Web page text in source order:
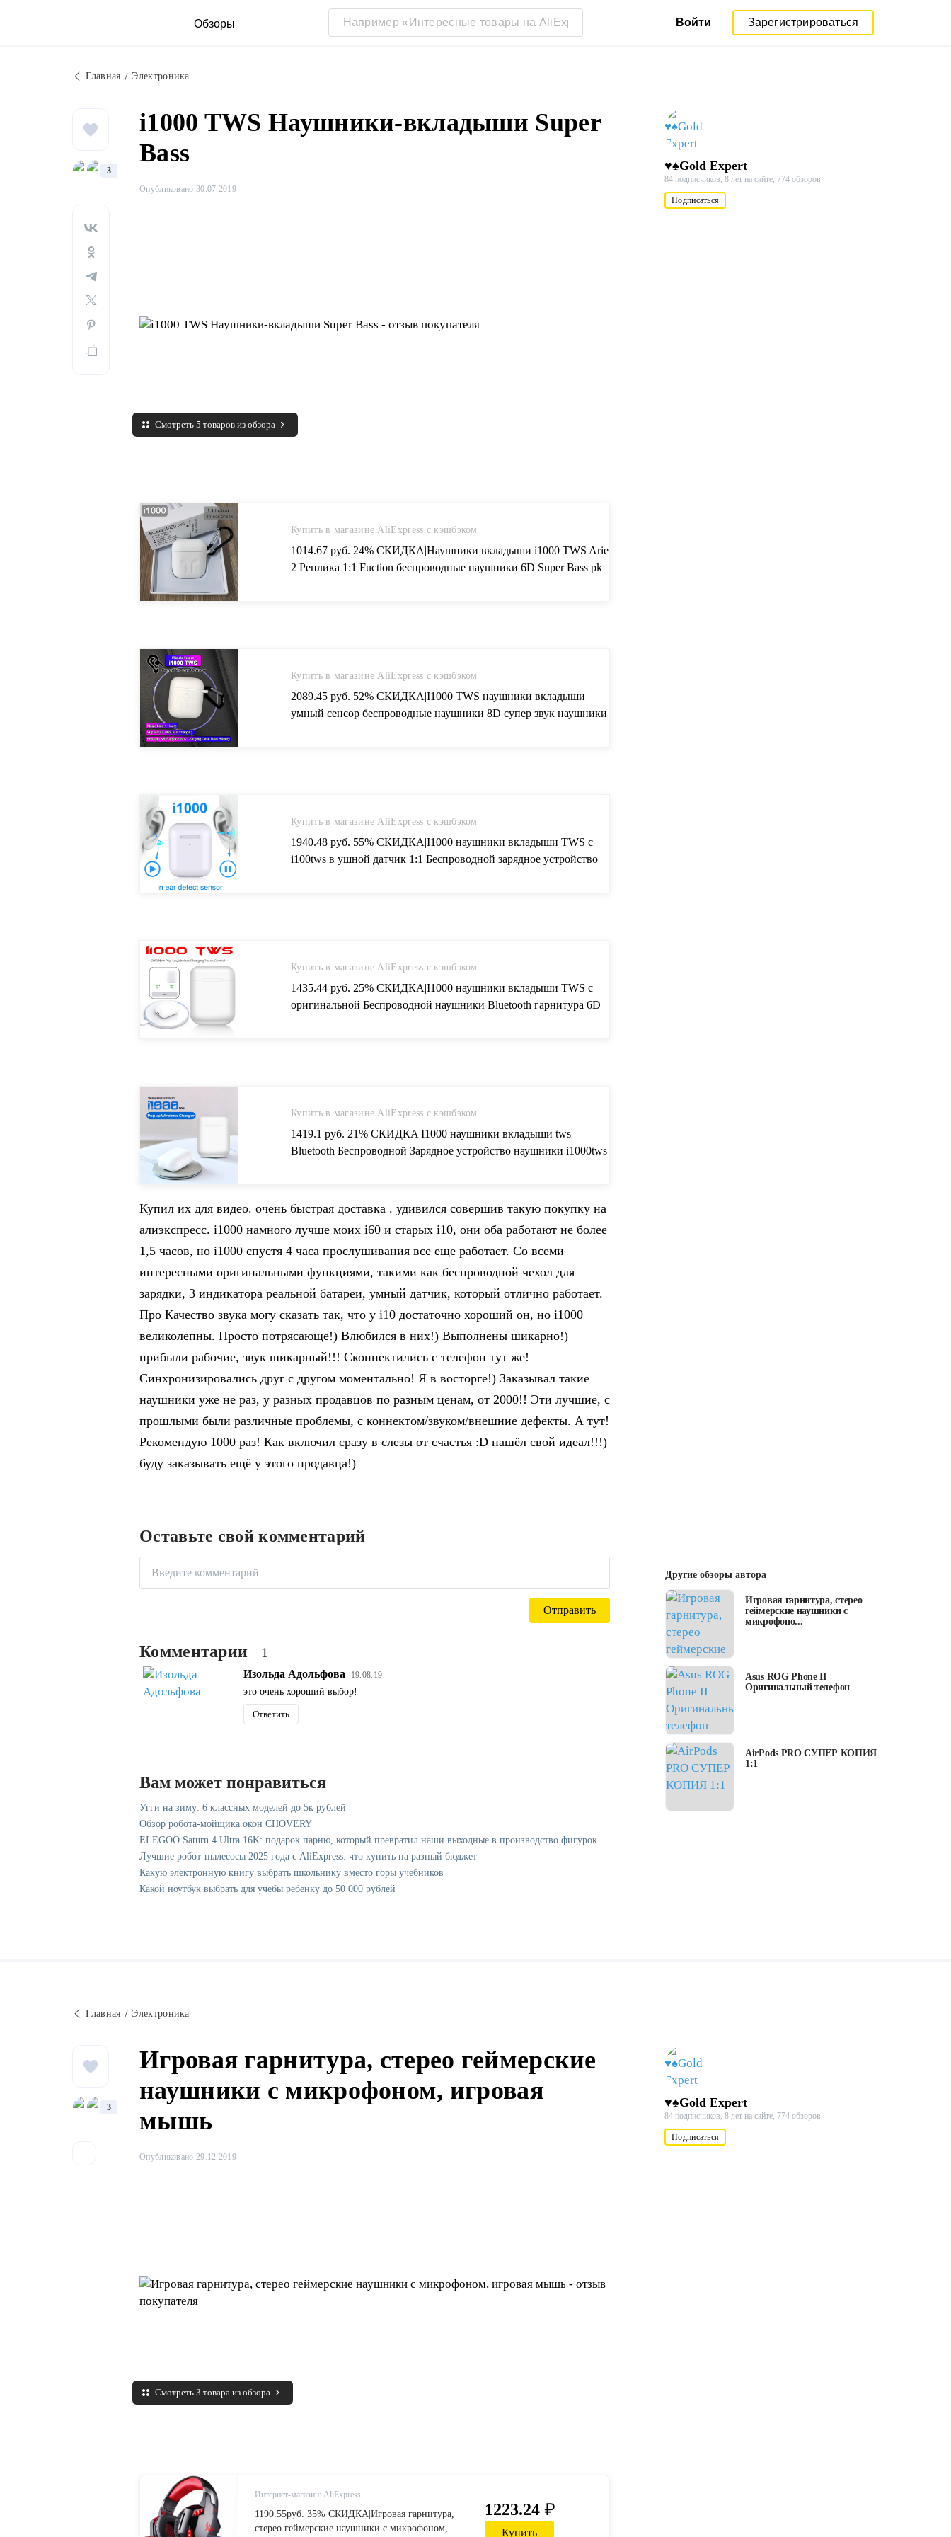
Обзоры Войти Зарегистрироваться
Главная Электроника
3
i1000 TWS Наушники-вкладыши Super
Bass
Опубликовано 30.07.2019
Смотреть 5 товаров из обзора
Купить в магазине AliExpress с кэшбэком
1014.67 руб. 24% СКИДКА|Наушники вкладыши i1000 TWS Arie
2 Реплика 1:1 Fuction беспроводные наушники 6D Super Bass pk
Купить в магазине AliExpress с кэшбэком
2089.45 руб. 52% СКИДКА|I1000 TWS наушники вкладыши
умный сенсор беспроводные наушники 8D супер звук наушники
Купить в магазине AliExpress с кэшбэком
1940.48 руб. 55% СКИДКА|I1000 наушники вкладыши TWS с
i100tws в ушной датчик 1:1 Беспроводной зарядное устройство
Купить в магазине AliExpress с кэшбэком
1435.44 руб. 25% СКИДКА|I1000 наушники вкладыши TWS с
оригинальной Беспроводной наушники Bluetooth гарнитура 6D
Купить в магазине AliExpress с кэшбэком
1419.1 руб. 21% СКИДКА|I1000 наушники вкладыши tws
Bluetooth Беспроводной Зарядное устройство наушники i1000tws
электроника on Aliexpress.com | Alibaba Group
Купил их для видео. очень быстрая доставка . удивился совершив такую покупку на
алиэкспресс. i1000 намного лучше моих i60 и старых i10, они оба работают не более
1,5 часов, но i1000 спустя 4 часа прослушивания все еще работает. Со всеми
интересными оригинальными функциями, такими как беспроводной чехол для
зарядки, 3 индикатора реальной батареи, умный датчик, который отлично работает.
Про Качество звука могу сказать так, что у i10 достаточно хороший он, но i1000
великолепны. Просто потрясающе!) Влюбился в них!) Выполнены шикарно!)
прибыли рабочие, звук шикарный!!! Сконнектились с телефон тут же!
Синхронизировались друг с другом моментально! Я в восторге!) Заказывал такие
наушники уже не раз, у разных продавцов по разным ценам, от 2000!! Эти лучшие, с
прошлыми были различные проблемы, с коннектом/звуком/внешние дефекты. А тут!
Рекомендую 1000 раз! Как включил сразу в слезы от счастья :D нашёл свой идеал!!!)
буду заказывать ещё у этого продавца!)
♥♠Gold Expert
84 подписчиков, 8 лет на сайте, 774 обзоров
Подписаться
Оставьте свой комментарий
Комментарии 1
Изольда Адольфова 19.08.19
это очень хороший выбор!
Ответить
Вам может понравиться
Угги на зиму: 6 классных моделей до 5к рублей
Обзор робота-мойщика окон CHOVERY
ELEGOO Saturn 4 Ultra 16K: подарок парню, который превратил наши выходные в производство фигурок
Лучшие робот-пылесосы 2025 года с AliExpress: что купить на разный бюджет
Какую электронную книгу выбрать школьнику вместо горы учебников
Какой ноутбук выбрать для учебы ребенку до 50 000 рублей
Другие обзоры автора
Игровая гарнитура, стерео
геймерские наушники с
микрофоно...
Asus ROG Phone II
Оригинальный телефон
AirPods PRO СУПЕР КОПИЯ
1:1
Главная Электроника
3
Игровая гарнитура, стерео геймерские
наушники с микрофоном, игровая
мышь
Опубликовано 29.12.2019
Смотреть 3 товара из обзора
Интернет-магазин: AliExpress
1190.55руб. 35% СКИДКА|Игровая гарнитура,
стерео геймерские наушники с микрофоном,
1223.24 ₽
Купить
♥♠Gold Expert
84 подписчиков, 8 лет на сайте, 774 обзоров
Подписаться